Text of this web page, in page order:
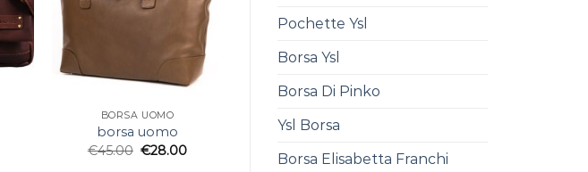
Pochette Ysl
Borsa Ysl
Borsa Di Pinko
Ysl Borsa
Borsa Elisabetta Franchi
BORSA UOMO
borsa uomo
€45.00 €28.00